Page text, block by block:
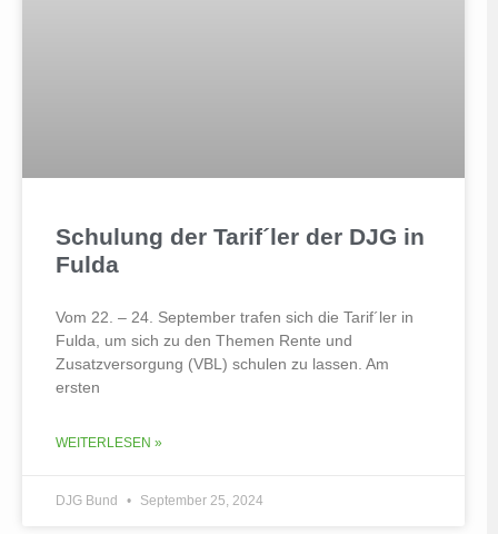
Schulung der Tarif´ler der DJG in
Fulda
Vom 22. – 24. September trafen sich die Tarif´ler in
Fulda, um sich zu den Themen Rente und
Zusatzversorgung (VBL) schulen zu lassen. Am
ersten
WEITERLESEN »
DJG Bund September 25, 2024